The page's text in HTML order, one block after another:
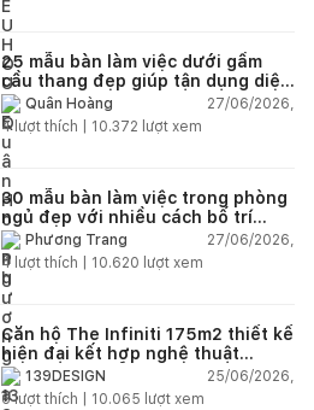
25 mẫu bàn làm việc dưới gầm
cầu thang đẹp giúp tận dụng diện
tích tưởng chừng bị bỏ quên
Quân Hoàng
27/06/2026,
4lượt thích | 10.372 lượt xem
30 mẫu bàn làm việc trong phòng
ngủ đẹp với nhiều cách bố trí
thông minh cho mọi diện tích
Phương Trang
27/06/2026,
4 lượt thích | 10.620 lượt xem
Căn hộ The Infiniti 175m2 thiết kế
hiện đại kết hợp nghệ thuật
Modern Art đầy cảm xúc
139DESIGN
25/06/2026,
6lượt thích | 10.065 lượt xem